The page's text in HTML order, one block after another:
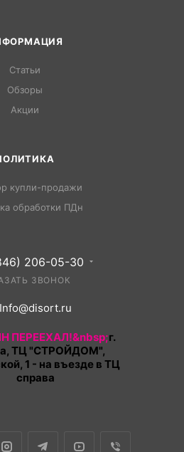
Статьи
Обзоры
Акции
купли-продажи
обработки ПДн
206-05-30
ЗВОНОК
Info@disort.ru
ПЕРЕЕХАЛ!&nbsp;г.
ТЦ "СТРОЙДОМ",
1 - на въезде в ТЦ
справа